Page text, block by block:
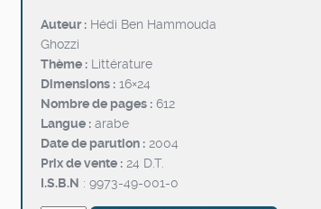
Auteur : Hédi Ben Hammouda
Ghozzi
Thème : Littérature
Dimensions : 16×24
Nombre de pages : 612
Langue : arabe
Date de parution : 2004
Prix de vente : 24 D.T.
I.S.B.N : 9973-49-001-0